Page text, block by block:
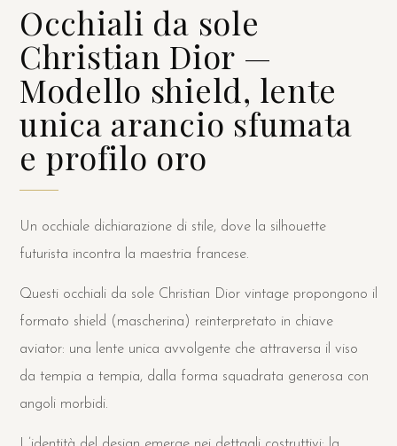
Occhiali da sole
Christian Dior —
Modello shield, lente
unica arancio sfumata
e profilo oro
Un occhiale dichiarazione di stile, dove la silhouette
futurista incontra la maestria francese.
Questi occhiali da sole Christian Dior vintage propongono il
formato shield (mascherina) reinterpretato in chiave
aviator: una lente unica avvolgente che attraversa il viso
da tempia a tempia, dalla forma squadrata generosa con
angoli morbidi.